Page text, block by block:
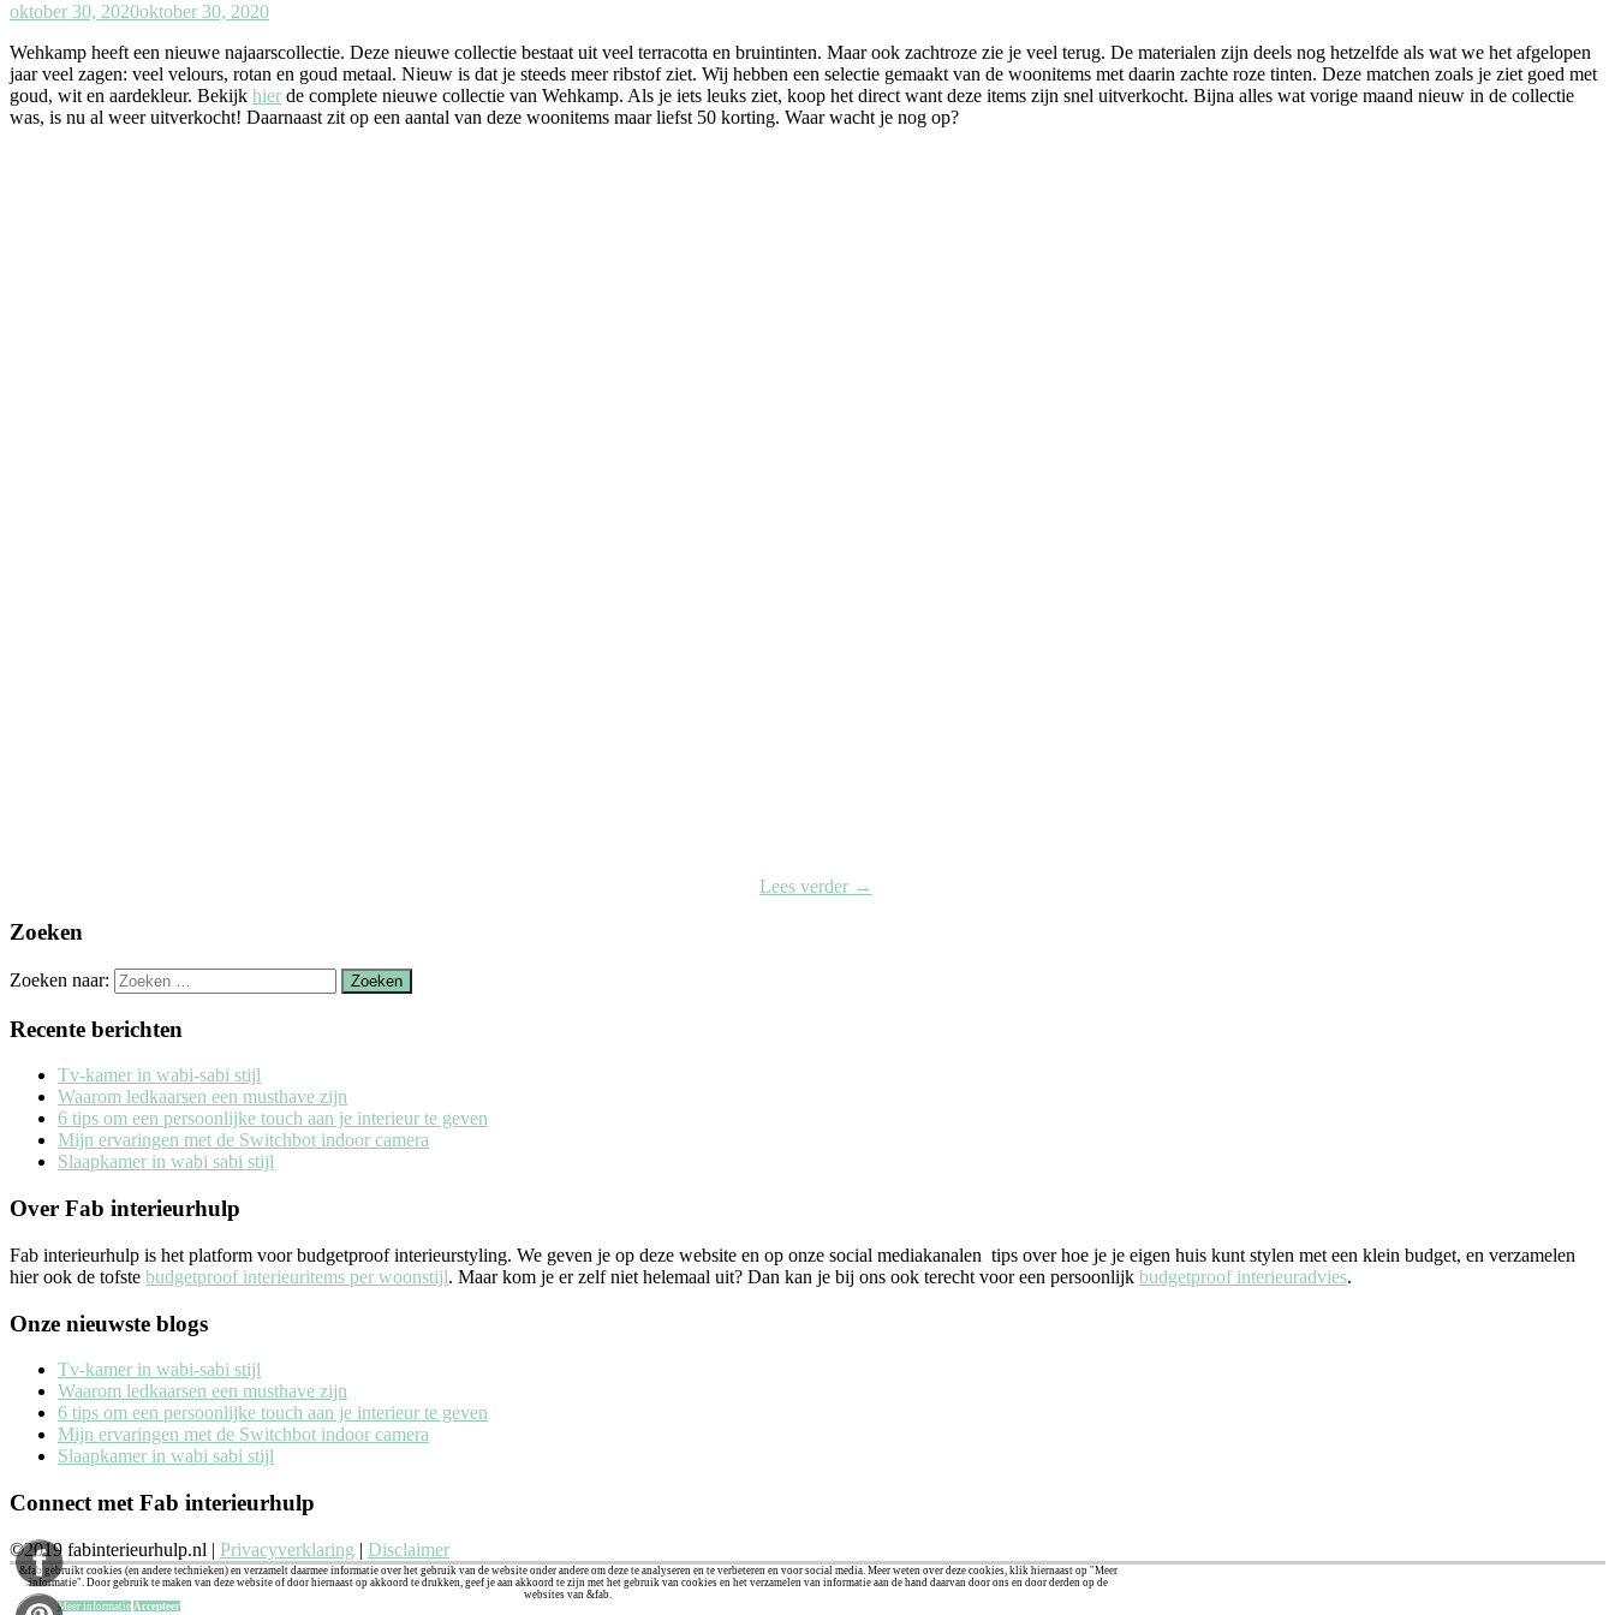
oktober 30, 2020oktober 30, 2020
Wehkamp heeft een nieuwe najaarscollectie. Deze nieuwe collectie bestaat uit veel terracotta en bruintinten. Maar ook zachtroze zie je veel terug. De materialen zijn deels nog hetzelfde als wat we het afgelopen
jaar veel zagen: veel velours, rotan en goud metaal. Nieuw is dat je steeds meer ribstof ziet. Wij hebben een selectie gemaakt van de woonitems met daarin zachte roze tinten. Deze matchen zoals je ziet goed met
goud, wit en aardekleur. Bekijk hier de complete nieuwe collectie van Wehkamp. Als je iets leuks ziet, koop het direct want deze items zijn snel uitverkocht. Bijna alles wat vorige maand nieuw in de collectie
was, is nu al weer uitverkocht! Daarnaast zit op een aantal van deze woonitems maar liefst 50 korting. Waar wacht je nog op?
Lees verder →
Zoeken
Zoeken naar:
Recente berichten
Tv-kamer in wabi-sabi stijl
Waarom ledkaarsen een musthave zijn
6 tips om een persoonlijke touch aan je interieur te geven
Mijn ervaringen met de Switchbot indoor camera
Slaapkamer in wabi sabi stijl
Over Fab interieurhulp
Fab interieurhulp is het platform voor budgetproof interieurstyling. We geven je op deze website en op onze social mediakanalen tips over hoe je je eigen huis kunt stylen met een klein budget, en verzamelen
hier ook de tofste budgetproof interieuritems per woonstijl. Maar kom je er zelf niet helemaal uit? Dan kan je bij ons ook terecht voor een persoonlijk budgetproof interieuradvies.
Onze nieuwste blogs
Tv-kamer in wabi-sabi stijl
Waarom ledkaarsen een musthave zijn
6 tips om een persoonlijke touch aan je interieur te geven
Mijn ervaringen met de Switchbot indoor camera
Slaapkamer in wabi sabi stijl
Connect met Fab interieurhulp
©2019 fabinterieurhulp.nl | Privacyverklaring | Disclaimer
&fab gebruikt cookies (en andere technieken) en verzamelt daarmee informatie over het gebruik van de website onder andere om deze te analyseren en te verbeteren en voor social media. Meer weten over deze cookies, klik hiernaast op "Meer
informatie". Door gebruik te maken van deze website of door hiernaast op akkoord te drukken, geef je aan akkoord te zijn met het gebruik van cookies en het verzamelen van informatie aan de hand daarvan door ons en door derden op de
websites van &fab.
Meer informatie Accepteer